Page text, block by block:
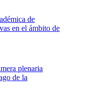
de
en el ámbito de
plenaria
de la